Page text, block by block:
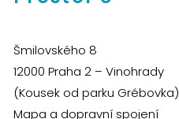
Šmilovského 8
12000 Praha 2 – Vinohrady
(Kousek od parku Grébovka)
Mapa a dopravní spojení